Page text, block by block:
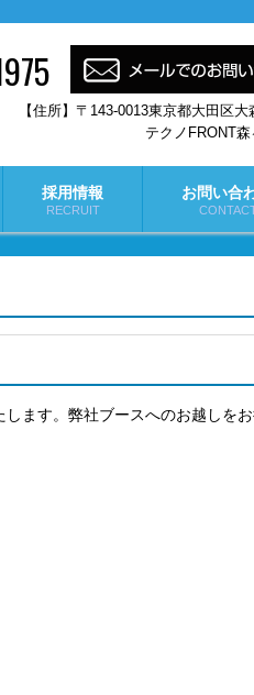
【住所】〒143-0013東京都大田区大
テクノFRONT
採用情報
RECRUIT
お問い合
ます。弊社ブースへのお越しを